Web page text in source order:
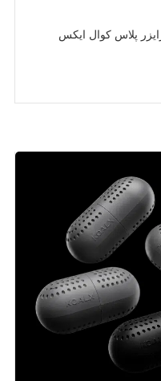
پلاس کوال ایکس